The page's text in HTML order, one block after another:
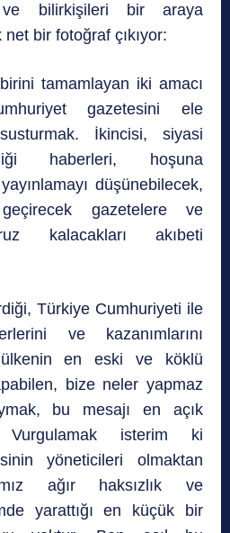
ve bilirkişileri bir araya
bir fotoğraf çıkıyor:
tamamlayan iki amacı
gazetesini ele
İkincisi, siyasi
haberleri, hoşuna
düşünebilecek,
gazetelere ve
kalacakları akıbeti
Türkiye Cumhuriyeti ile
ve kazanımlarını
en eski ve köklü
bize neler yapmaz
bu mesajı en açık
isterim ki
yöneticileri olmaktan
ağır haksızlık ve
yarattığı en küçük bir